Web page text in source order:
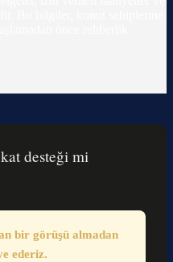
desteği mi
bir görüşü almadan
ederiz.